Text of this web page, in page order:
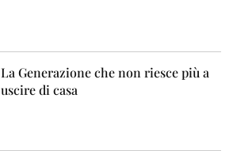
La Generazione che non riesce più a
uscire di casa